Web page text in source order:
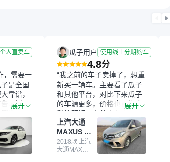
人直卖车
，需要一
是全国
靠谱，
，挺火
报告，
外面买
，不敢
，白
里数符
展开
瓜子用户 使用线上分期购车
4.8分
“我之前的车子卖掉了，想重
新买一辆车。主要看了瓜子
和其他平台，对比下来瓜子
的车源更多，价格也更符合
我的预期。之前卖车来过瓜
子，虽然价格没谈成，但
APP一直留着。瓜子毕竟是
大平台，整体印象还好。我
最终买了一台上汽大通，18
展开
上汽大通
MAXUS 大
通G10
2018款 上汽
大通MAXUS